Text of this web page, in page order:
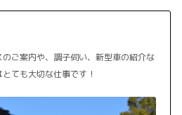
ご案内や、調子伺い、新型車の紹介な
ても大切な仕事です！